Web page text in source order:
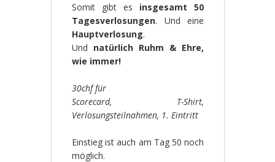
Somit gibt es insgesamt 50
Tagesverlosungen. Und eine
Hauptverlosung.
Und natürlich Ruhm & Ehre,
wie immer!
30chf für
Scorecard, T-Shirt,
Verlosungsteilnahmen, 1. Eintritt
Einstieg ist auch am Tag 50 noch
möglich.